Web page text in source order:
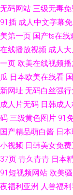
无码网站 三级无毒
91插 成人中文字幕
美第一页 国产ts在线
在线播放视频 成人
一页 欧美在线视频
瓜 日本欧美在线看
新网址 无码白丝强
成人片无码 日韩成
码 三级黄色图片 91
国产精品萌白酱 日
小视频 日韩美女免
37页 青久青青 日本
91短视频网站 欧美
夜福利亚洲 人兽福